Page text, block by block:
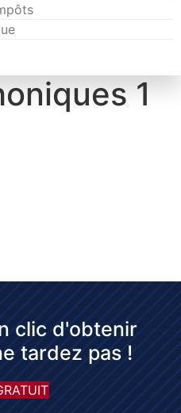
1
clic d'obtenir
tardez pas !